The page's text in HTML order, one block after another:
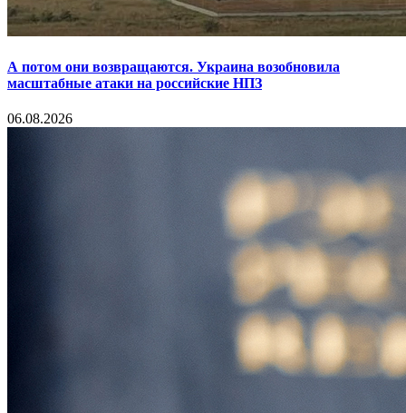
А потом они возвращаются. Украина возобновила
масштабные атаки на российские НПЗ
06.08.2026